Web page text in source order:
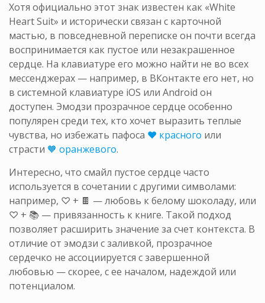
Хотя официально этот знак известен как «White
Heart Suit» и исторически связан с карточной
мастью, в повседневной переписке он почти всегда
воспринимается как пустое или незакрашенное
сердце. На клавиатуре его можно найти не во всех
мессенджерах — например, в ВКонтакте его нет, но
в системной клавиатуре iOS или Android он
доступен. Эмодзи прозрачное сердце особенно
популярен среди тех, кто хочет выразить теплые
чувства, но избежать пафоса ❤️ красного или
страсти 🧡 оранжевого.
Интересно, что смайл пустое сердце часто
используется в сочетании с другими символами:
например, ♡ + 🍫 — любовь к белому шоколаду, или
♡ + 📚 — привязанность к книге. Такой подход
позволяет расширить значение за счет контекста. В
отличие от эмодзи с заливкой, прозрачное
сердечко не ассоциируется с завершенной
любовью — скорее, с ее началом, надеждой или
потенциалом.